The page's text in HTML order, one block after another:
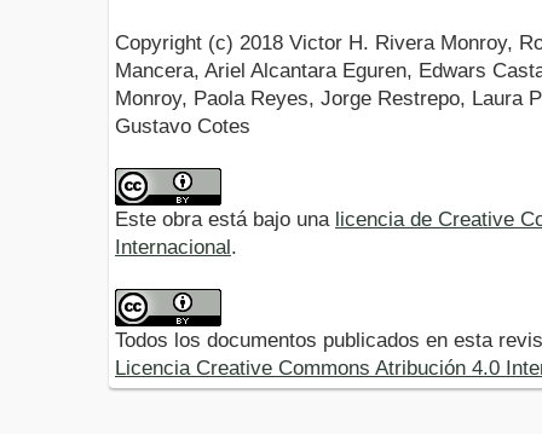
Copyright (c) 2018 Victor H. Rivera Monroy,
Mancera, Ariel Alcantara Eguren, Edwars
Monroy, Paola Reyes, Jorge Restrepo, Laura
Gustavo Cotes
Este obra está bajo una licencia de Creative
Internacional.
Todos los documentos publicados en esta
Licencia Creative Commons Atribución 4.0